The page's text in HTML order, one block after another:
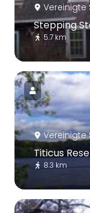
Vereinigte
Stepping
5.7 km
Vereinigte
Titicus
8.3 km